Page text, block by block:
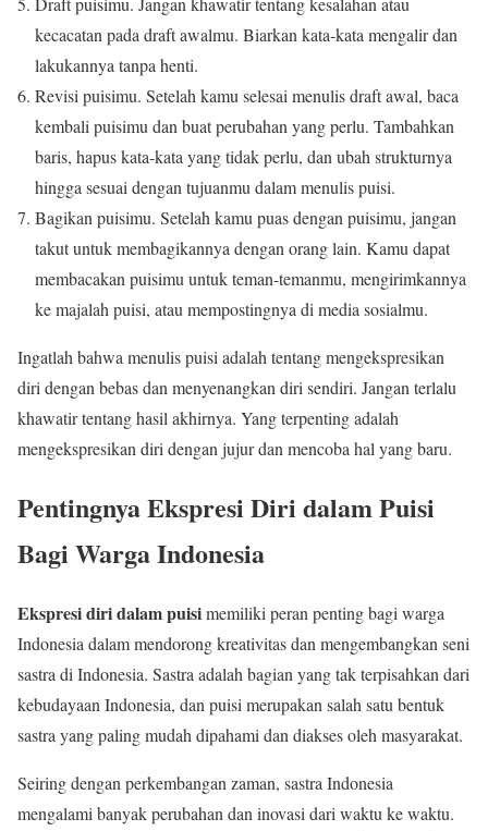
kecacatan pada draft awalmu. Biarkan kata-kata mengalir dan
lakukannya tanpa henti.
Revisi puisimu. Setelah kamu selesai menulis draft awal, baca
kembali puisimu dan buat perubahan yang perlu. Tambahkan
baris, hapus kata-kata yang tidak perlu, dan ubah strukturnya
hingga sesuai dengan tujuanmu dalam menulis puisi.
Bagikan puisimu. Setelah kamu puas dengan puisimu, jangan
takut untuk membagikannya dengan orang lain. Kamu dapat
membacakan puisimu untuk teman-temanmu, mengirimkannya
ke majalah puisi, atau mempostingnya di media sosialmu.
Ingatlah bahwa menulis puisi adalah tentang mengekspresikan
diri dengan bebas dan menyenangkan diri sendiri. Jangan terlalu
khawatir tentang hasil akhirnya. Yang terpenting adalah
mengekspresikan diri dengan jujur dan mencoba hal yang baru.
Pentingnya Ekspresi Diri dalam Puisi
Bagi Warga Indonesia
Ekspresi diri dalam puisimemiliki peran penting bagi warga
Indonesia dalam mendorong kreativitas dan mengembangkan seni
sastra di Indonesia. Sastra adalah bagian yang tak terpisahkan dari
kebudayaan Indonesia, dan puisi merupakan salah satu bentuk
sastra yang paling mudah dipahami dan diakses oleh masyarakat.
Seiring dengan perkembangan zaman, sastra Indonesia
mengalami banyak perubahan dan inovasi dari waktu ke waktu.